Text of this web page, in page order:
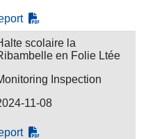
scolaire la
en Folie Ltée
Inspection
11-08